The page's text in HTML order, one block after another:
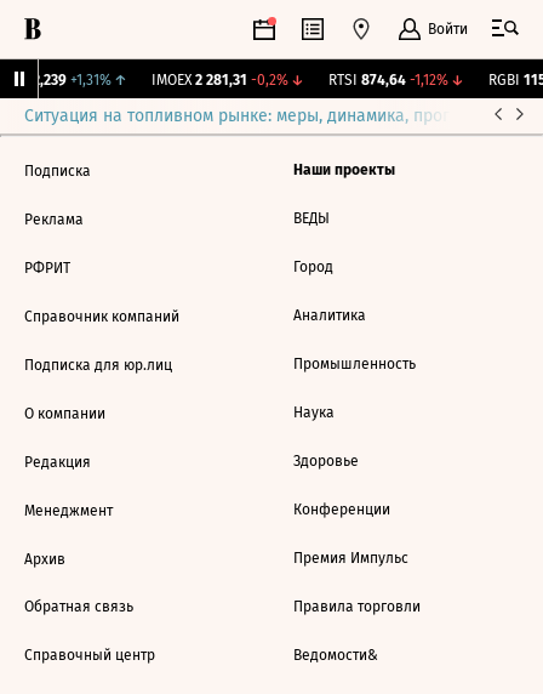
Войти
12,239 +1,31%↑ IMOEX 2 281,31 -0,2%↓ RTSI 874,64 -1,12%↓ RGBI
Ситуация на топливном рынке: меры, динамика, прогнозы
Подписка
Реклама
РФРИТ
Справочник компаний
Подписка для юр.лиц
О компании
Редакция
Менеджмент
Архив
Обратная связь
Справочный центр
Наши проекты
ВЕДЫ
Город
Аналитика
Промышленность
Наука
Здоровье
Конференции
Премия Импульс
Правила торговли
Ведомости&